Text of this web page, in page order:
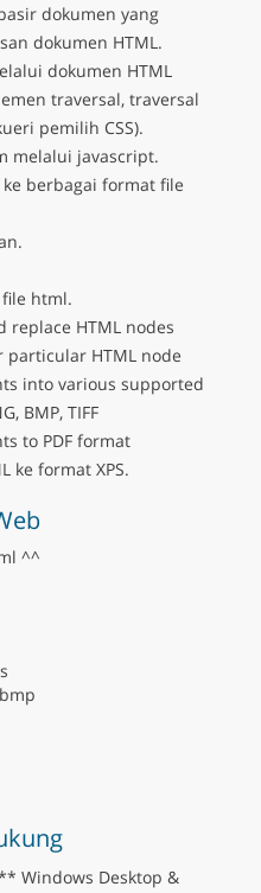
dokumen yang
dokumen HTML.
dokumen HTML
traversal, traversal
pemilih CSS).
melalui javascript.
berbagai format file
html.
replace HTML nodes
particular HTML node
into various supported
BMP, TIFF
to PDF format
ke format XPS.
^^
Windows Desktop &